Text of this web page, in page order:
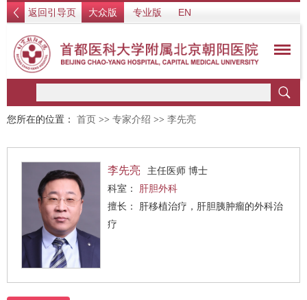
返回引导页 大众版 专业版 EN
您所在的位置： 首页 >> 专家介绍 >> 李先亮
李先亮
主任医师 博士
科室：
肝胆外科
擅长： 肝移植治疗，肝胆胰肿瘤的外科治
疗